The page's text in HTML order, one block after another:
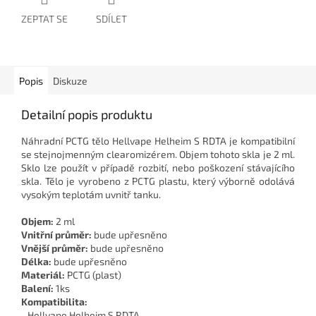
ZEPTAT SE SDÍLET
Popis Diskuze
Detailní popis produktu
Náhradní PCTG tělo Hellvape Helheim S RDTA je kompatibilní
se stejnojmenným clearomizérem. Objem tohoto skla je 2 ml.
Sklo lze použít v případě rozbití, nebo poškození stávajícího
skla. Tělo je vyrobeno z PCTG plastu, který výborně odolává
vysokým teplotám uvnitř tanku.
Objem: 2 ml
Vnitřní průměr: bude upřesněno
Vnější průměr: bude upřesněno
Délka: bude upřesněno
Materiál: PCTG (plast)
Balení: 1ks
Kompatibilita: